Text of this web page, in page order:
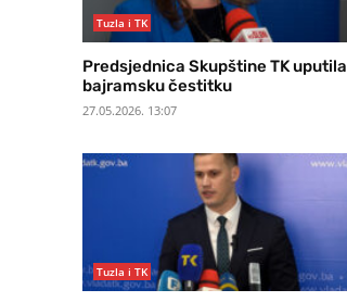
Tuzla i TK
Predsjednica Skupštine TK uputila
bajramsku čestitku
27.05.2026. 13:07
Tuzla i TK